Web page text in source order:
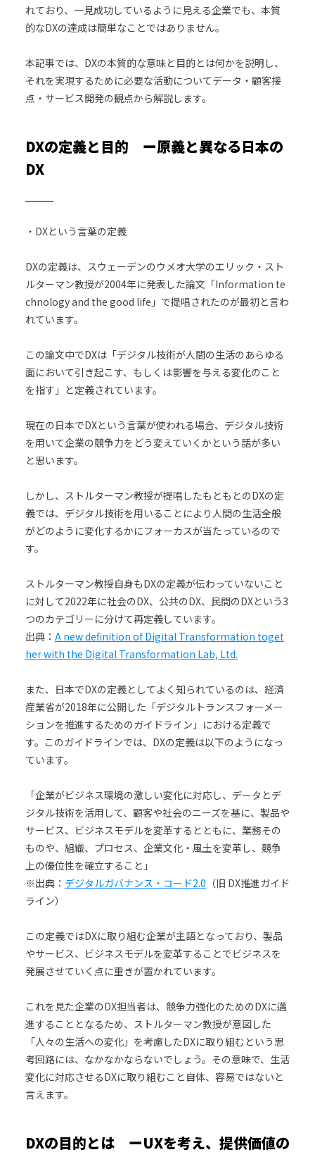
れており、一見成功しているように見える企業でも、本質
的なDXの達成は簡単なことではありません。
本記事では、DXの本質的な意味と目的とは何かを説明し、
それを実現するために必要な活動についてデータ・顧客接
点・サービス開発の観点から解説します。
DXの定義と目的 ー原義と異なる日本の
DX
・DXという言葉の定義
DXの定義は、スウェーデンのウメオ大学のエリック・スト
ルターマン教授が2004年に発表した論文「Information te
chnology and the good life」で提唱されたのが最初と言わ
れています。
この論文中でDXは「デジタル技術が人間の生活のあらゆる
面において引き起こす、もしくは影響を与える変化のこと
を指す」と定義されています。
現在の日本でDXという言葉が使われる場合、デジタル技術
を用いて企業の競争力をどう変えていくかという話が多い
と思います。
しかし、ストルターマン教授が提唱したもともとのDXの定
義では、デジタル技術を用いることにより人間の生活全般
がどのように変化するかにフォーカスが当たっているので
す。
ストルターマン教授自身もDXの定義が伝わっていないこと
に対して2022年に社会のDX、公共のDX、民間のDXという3
つのカテゴリーに分けて再定義しています。
出典： A new definition of Digital Transformation toget
her with the Digital Transformation Lab, Ltd.
また、日本でDXの定義としてよく知られているのは、経済
産業省が2018年に公開した「デジタルトランスフォーメー
ションを推進するためのガイドライン」における定義で
す。このガイドラインでは、DXの定義は以下のようになっ
ています。
「企業がビジネス環境の激しい変化に対応し、データとデ
ジタル技術を活用して、顧客や社会のニーズを基に、製品や
サービス、ビジネスモデルを変革するとともに、業務その
ものや、組織、プロセス、企業文化・風土を変革し、競争
上の優位性を確立すること」
※出典： デジタルガバナンス・コード2.0 （旧 DX推進ガイド
ライン）
この定義ではDXに取り組む企業が主語となっており、製品
やサービス、ビジネスモデルを変革することでビジネスを
発展させていく点に重きが置かれています。
これを見た企業のDX担当者は、競争力強化のためのDXに邁
進することとなるため、ストルターマン教授が意図した
「人々の生活への変化」を考慮したDXに取り組むという思
考回路には、なかなかならないでしょう。その意味で、生活
変化に対応させるDXに取り組むこと自体、容易ではないと
言えます。
DXの目的とは ーUXを考え、提供価値の